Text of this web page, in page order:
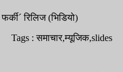
रिलिज (भिडियो)
Tags : समाचार,म्यूजिक,slides